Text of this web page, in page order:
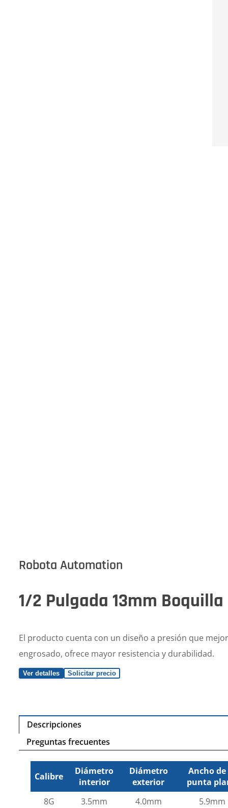
Robota Automation
1/2 Pulgada 13mm
El producto cuenta con un diseño a presión que
engrosado, ofrece mayor resistencia y durabilidad.
Ver detalles Solicitar precio
Descripciones
Preguntas frecuentes
Calibre
Diámetro
interior
Diámetro
exterior
Ancho
punta
8G
3.5mm 4.0mm
5.9mm